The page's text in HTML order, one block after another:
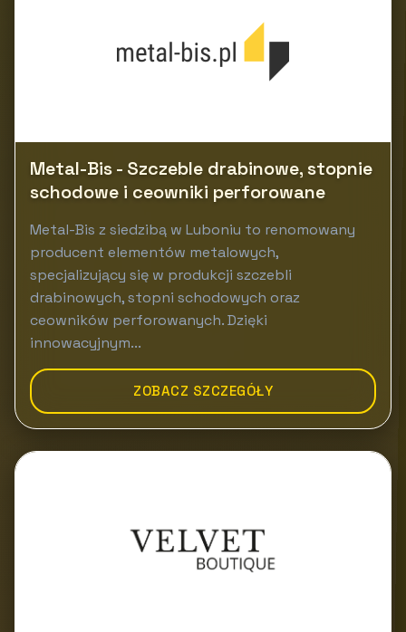
Metal-Bis - Szczeble drabinowe, stopnie
schodowe i ceowniki perforowane
Metal-Bis z siedzibą w Luboniu to renomowany
producent elementów metalowych,
specjalizujący się w produkcji szczebli
drabinowych, stopni schodowych oraz
ceowników perforowanych. Dzięki
innowacyjnym...
ZOBACZ SZCZEGÓŁY